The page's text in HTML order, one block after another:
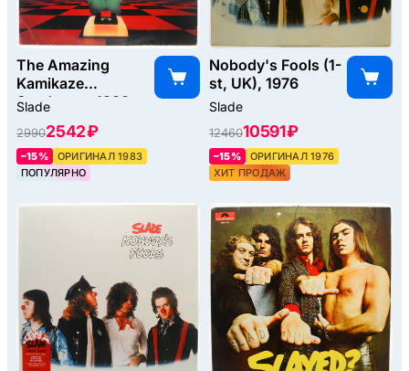
The Amazing
Kamikaze
Syndrome, 1983
Slade
29902542 ₽
–15%
ОРИГИНАЛ 1983
ПОПУЛЯРНО
Nobody's Fools (1-
st, UK), 1976
Slade
1246010591 ₽
–15%
ОРИГИНАЛ 1976
ХИТ ПРОДАЖ